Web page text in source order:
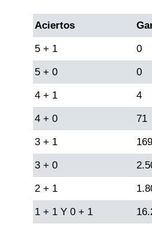
Lotería de
Lotería de
Lotería de
Lotería de
Lotería del
Lotería de
Aciertos
5 + 1 0
5 + 0 0
4 + 1 4
4 + 0 71
3 + 1 169
3 + 0
2 + 1
1 + 1 Y 0 + 1